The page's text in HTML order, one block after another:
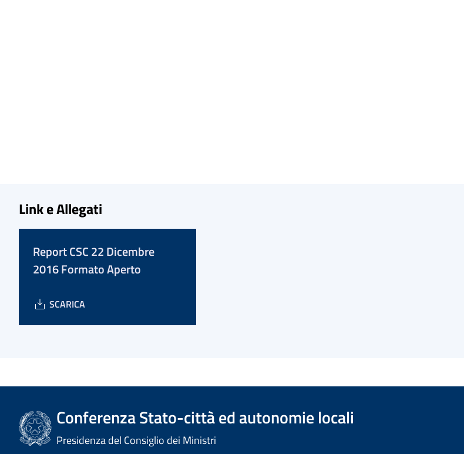
Link e Allegati
Report CSC 22 Dicembre
2016 Formato Aperto
SCARICA
Conferenza Stato-città ed autonomie locali
Presidenza del Consiglio dei Ministri